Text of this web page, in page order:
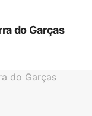
do Garças